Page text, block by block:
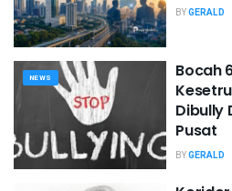
BYGERALD
NEWS
Bocah
Dibully
Pusat
BYGERALD